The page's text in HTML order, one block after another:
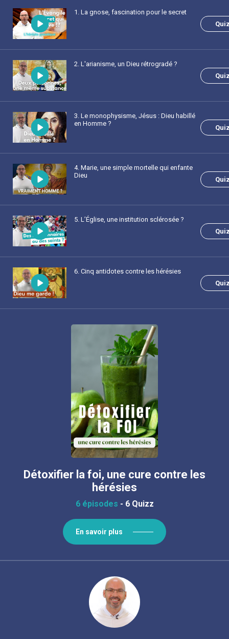
Détoxifier la foi, une cure contre les
hérésies
6 épisodes - 6 Quizz
En savoir plus
1 . La gnose, fascination pour le secret
2. L'arianisme, un Dieu rétrogradé ?
3. Le monophysisme, Jésus : Dieu habillé
en Homme ?
4. Marie, une simple mortelle qui enfante
Dieu
5. L’Église, une institution sclérosée ?
6. Cinq antidotes contre les hérésies